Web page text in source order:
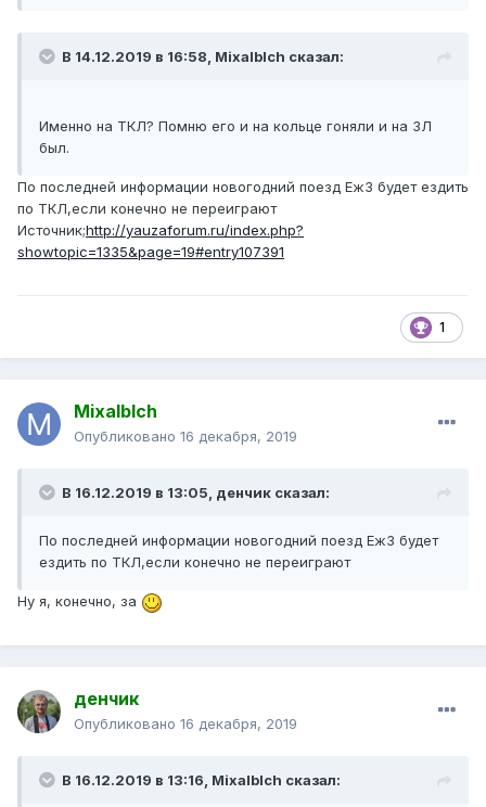
В 14.12.2019 в 16:58, Mixalblch сказал:
Именно на ТКЛ? Помню его и на кольце гоняли и на ЗЛ
был.
По последней информации новогодний поезд Еж3 будет ездить
по ТКЛ,если конечно не переиграют
Источник;http://yauzaforum.ru/index.php?
showtopic=1335&page=19#entry107391
1
Mixalblch
Опубликовано 16 декабря, 2019
В 16.12.2019 в 13:05, денчик сказал:
По последней информации новогодний поезд Еж3 будет
ездить по ТКЛ,если конечно не переиграют
Ну я, конечно, за
денчик
Опубликовано 16 декабря, 2019
В 16.12.2019 в 13:16, Mixalblch сказал: